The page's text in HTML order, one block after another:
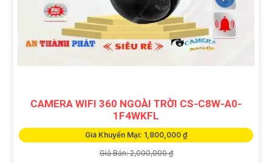
CAMERA WIFI 360 NGOÀI TRỜI CS-C8W-A0-
1F4WKFL
Giá Khuyến Mại: 1,800,000 ₫
Giá Bán: 2,000,000 ₫